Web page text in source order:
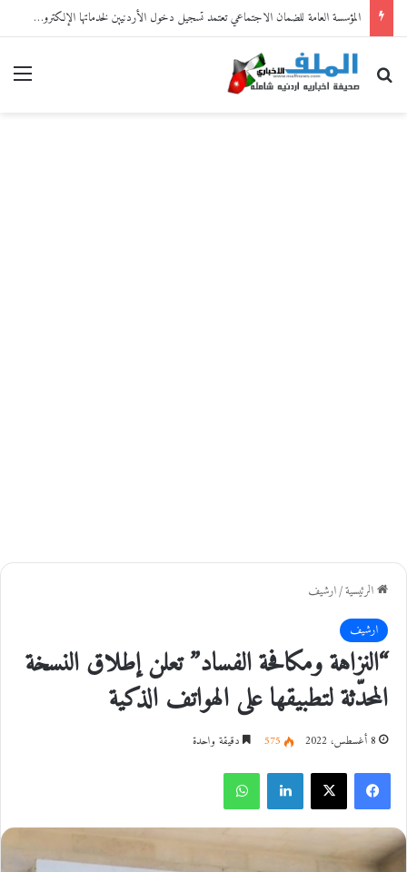
المؤسسة العامة للضمان الاجتماعي تعتمد تسجيل دخول الأردنيين لخدماتها الإلكترونية من خلال “سند”
بحث عن
الرئيسية/ارشيف
ارشيف
“النزاهة ومكافحة الفساد” تعلن إطلاق النسخة
المحدّثة لتطبيقها على الهواتف الذكية
8 أغسطس، 2022 575 دقيقة واحدة
فيسبوك